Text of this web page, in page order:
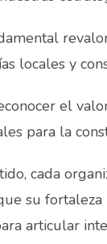
locales y
el
para la
cada
su
articular